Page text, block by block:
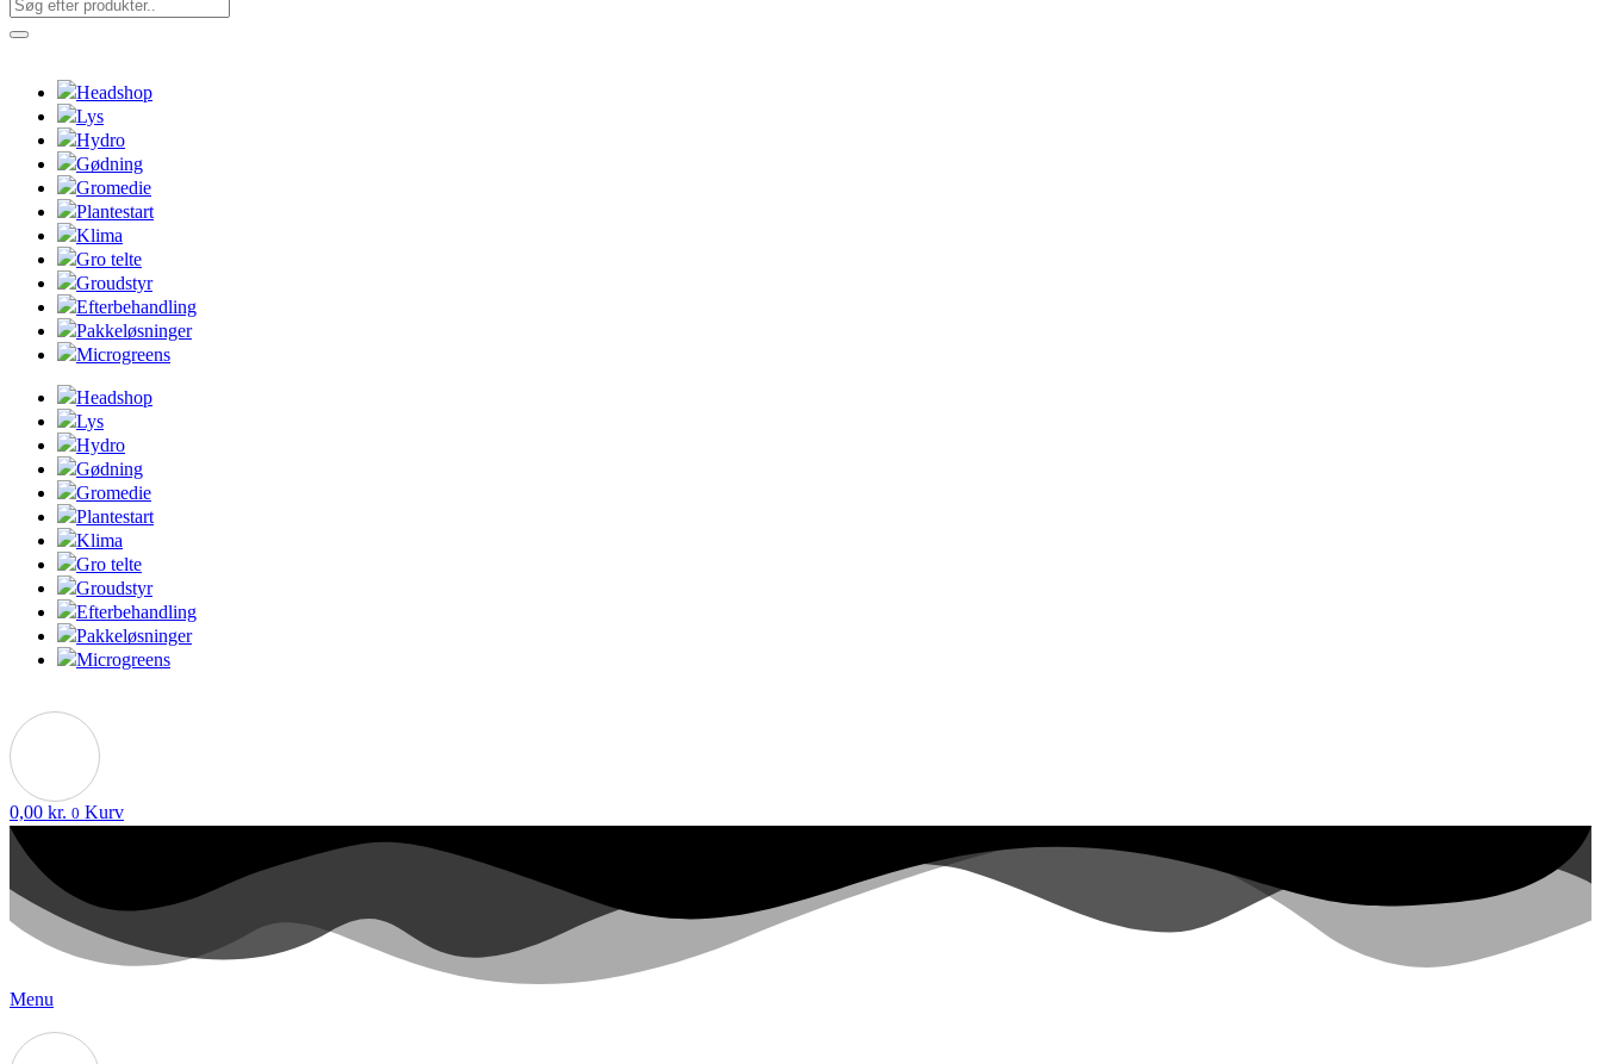
Headshop
Lys
Hydro
Gødning
Gromedie
Plantestart
Klima
Gro telte
Groudstyr
Efterbehandling
Pakkeløsninger
Microgreens
Headshop
Lys
Hydro
Gødning
Gromedie
Plantestart
Klima
Gro telte
Groudstyr
Efterbehandling
Pakkeløsninger
Microgreens
0,00 kr. 0 Kurv
Menu